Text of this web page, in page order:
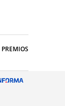
PREMIOS